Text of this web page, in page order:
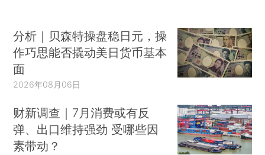
分析｜贝森特操盘稳日元，操
作巧思能否撬动美日货币基本
面
2026年08月06日
财新调查｜7月消费或有反
弹、出口维持强劲 受哪些因
素带动？